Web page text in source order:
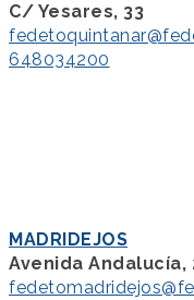
C/ Yesares, 33
648034200
MADRIDEJOS
Avenida Andalucía,